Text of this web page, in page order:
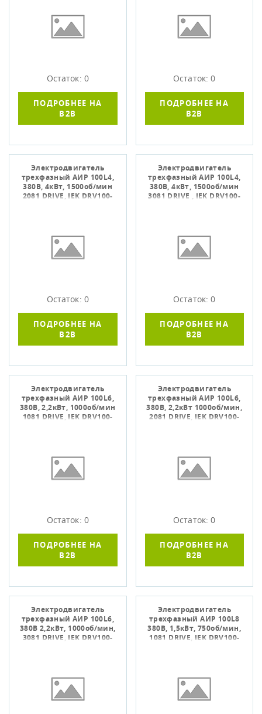
Остаток: 0
ПОДРОБНЕЕ НА
B2B
Остаток: 0
ПОДРОБНЕЕ НА
B2B
Электродвигатель
трехфазный АИР 100L4,
380В, 4кВт, 1500об/мин
2081 DRIVE, IEK DRV100-
Остаток: 0
ПОДРОБНЕЕ НА
B2B
Электродвигатель
трехфазный АИР 100L4,
380В, 4кВт, 1500об/мин
3081 DRIVE , IEK DRV100-
Остаток: 0
ПОДРОБНЕЕ НА
B2B
Электродвигатель
трехфазный АИР 100L6,
380В, 2,2кВт, 1000об/мин
1081 DRIVE, IEK DRV100-
Остаток: 0
ПОДРОБНЕЕ НА
B2B
Электродвигатель
трехфазный АИР 100L6,
380В, 2,2кВт 1000об/мин,
2081 DRIVE, IEK DRV100-
Остаток: 0
ПОДРОБНЕЕ НА
B2B
Электродвигатель
трехфазный АИР 100L6,
380В 2,2кВт, 1000об/мин,
3081 DRIVE, IEK DRV100-
Электродвигатель
трехфазный АИР 100L8
380В, 1,5кВт, 750об/мин,
1081 DRIVE, IEK DRV100-